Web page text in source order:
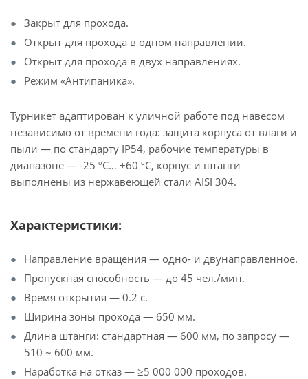
Закрыт для прохода.
Открыт для прохода в одном направлении.
Открыт для прохода в двух направлениях.
Режим «Антипаника».
Турникет адаптирован к уличной работе под навесом
независимо от времени года: защита корпуса от влаги и
пыли — по стандарту IP54, рабочие температуры в
диапазоне — -25 ºС… +60 ºС, корпус и штанги
выполнены из нержавеющей стали AISI 304.
Характеристики:
Направление вращения — одно- и двунаправленное.
Пропускная способность — до 45 чел./мин.
Время открытия — 0.2 с.
Ширина зоны прохода — 650 мм.
Длина штанги: стандартная — 600 мм, по запросу —
510 ~ 600 мм.
Наработка на отказ — ≥5 000 000 проходов.